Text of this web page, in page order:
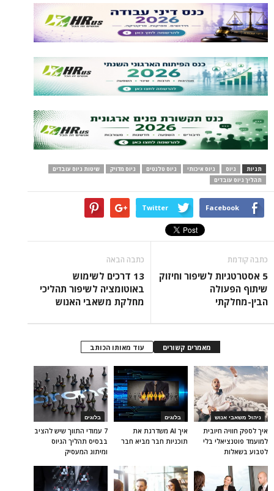
תגיות גיוס גיוס איכותי גיוס טלנטים גיוס מדויק
שיטות גיוס עובדים
תהליך גיוס עובדים
Facebook
Twitter
כתבה קודמת
5 אסטרטגיות לשיפור וחיזוק
שיתוף הפעולה
הבין-מחלקתי
כתבה הבאה
13 דרכים לשימוש
באוטומציה לשיפור תהליכי
מחלקת משאבי האנוש
מאמרים קשורים עוד מאותו הכותב
בלוגים
7 עמודי התווך שיש להציב
בבסיס תהליך הגיוס
ומיתוג המעסיק
בלוגים
איך AI משדרגת את
תוכניות חבר מביא חבר
ניהול משאבי אנוש
איך לספק חוויה חיובית
למועמד פוטנציאלי בלי
לטבוע בשאלות